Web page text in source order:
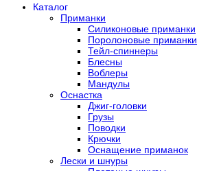
Каталог
Приманки
Силиконовые приманки
Поролоновые приманки
Тейл-спиннеры
Блесны
Воблеры
Мандулы
Оснастка
Джиг-головки
Грузы
Поводки
Крючки
Оснащение приманок
Лески и шнуры